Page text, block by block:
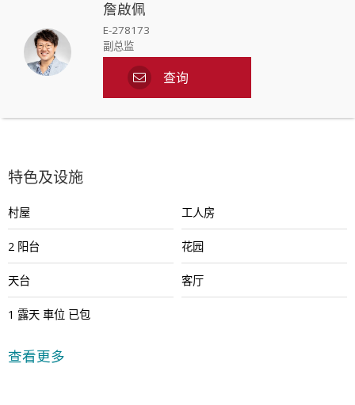
詹啟佩
E-278173
副总监
查询
特色及设施
村屋 工人房
2 阳台 花园
天台 客厅
1 露天 車位 已包
查看更多